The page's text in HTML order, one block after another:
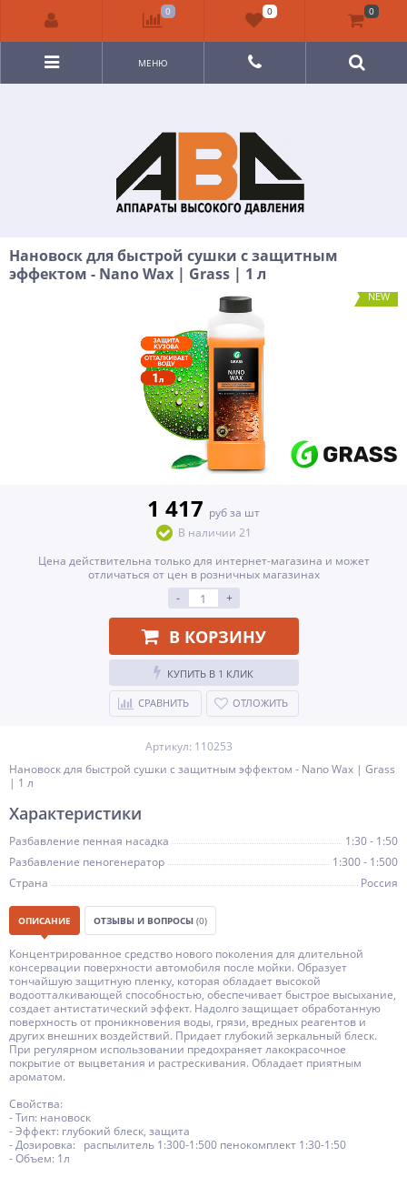
МЕНЮ
Нановоск для быстрой сушки с защитным
эффектом - Nano Wax | Grass | 1 л
NEW
1 417 руб за шт
В наличии 21
Цена действительна только для интернет-магазина и может
отличаться от цен в розничных магазинах
-
+
В КОРЗИНУ
КУПИТЬ В 1 КЛИК
СРАВНИТЬ ОТЛОЖИТЬ
Артикул: 110253
Нановоск для быстрой сушки с защитным эффектом - Nano Wax | Grass
| 1 л
Характеристики
Разбавление пенная насадка
1:30 - 1:50
Разбавление пеногенератор
1:300 - 1:500
Страна
Россия
ОПИСАНИЕ ОТЗЫВЫ И ВОПРОСЫ (0)
Концентрированное средство нового поколения для длительной
консервации поверхности автомобиля после мойки. Образует
тончайшую защитную пленку, которая обладает высокой
водоотталкивающей способностью, обеспечивает быстрое высыхание,
создает антистатический эффект. Надолго защищает обработанную
поверхность от проникновения воды, грязи, вредных реагентов и
других внешних воздействий. Придает глубокий зеркальный блеск.
При регулярном использовании предохраняет лакокрасочное
покрытие от выцветания и растрескивания. Обладает приятным
ароматом.
Свойства:
- Тип: нановоск
- Эффект: глубокий блеск, защита
- Дозировка: распылитель 1:300-1:500 пенокомплект 1:30-1:50
- Объем: 1л
0 0 0